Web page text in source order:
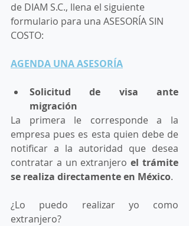
de DIAM S.C., llena el siguiente
formulario para una ASESORÍA SIN
COSTO:
AGENDA UNA ASESORÍA
Solicitud de visa ante
migración
La primera le corresponde a la
empresa pues es esta quien debe de
notificar a la autoridad que desea
contratar a un extranjero el trámite
se realiza directamente en México.
¿Lo puedo realizar yo como
extranjero?